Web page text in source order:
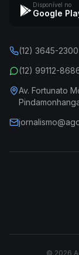
Disponível no
Google
(12) 3645-2300
(12) 99112-
Av. Fortunato
© 2026